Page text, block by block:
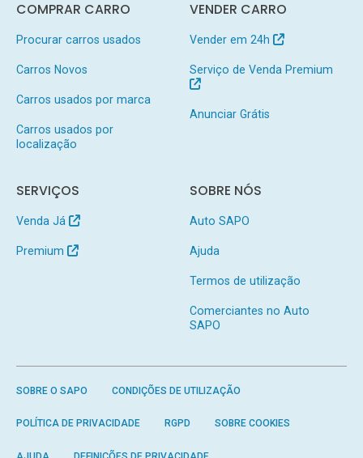
COMPRAR CARRO
Procurar carros usados
Carros Novos
Carros usados por marca
Carros usados por
localização
VENDER CARRO
Vender em 24h
Serviço de Venda Premium
Anunciar Grátis
SERVIÇOS
Venda Já
Premium
SOBRE NÓS
Auto SAPO
Ajuda
Termos de utilização
Comerciantes no Auto
SAPO
SOBRE O SAPO CONDIÇÕES DE UTILIZAÇÃO
POLÍTICA DE PRIVACIDADE RGPD SOBRE COOKIES